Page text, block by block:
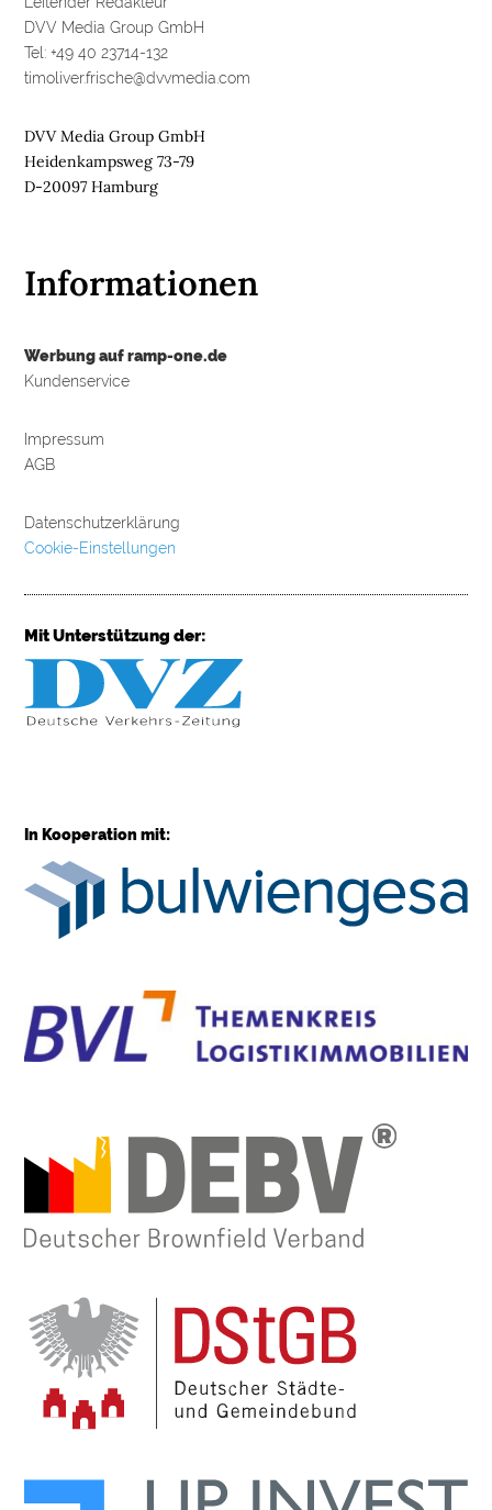
DVV Media Group GmbH
Tel: +49 40 23714-132
timoliver.frische@dvvmedia.com
DVV Media Group GmbH
Heidenkampsweg 73-79
D-20097 Hamburg
Informationen
Werbung auf ramp-one.de
Kundenservice
Impressum
AGB
Datenschutzerklärung
Cookie-Einstellungen
Mit Unterstützung der:
In Kooperation mit: